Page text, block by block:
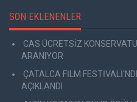
SON EKLENENLER
CAS ÜCRETSİZ
ARANIYOR
ÇATALCA FİLM
AÇIKLANDI